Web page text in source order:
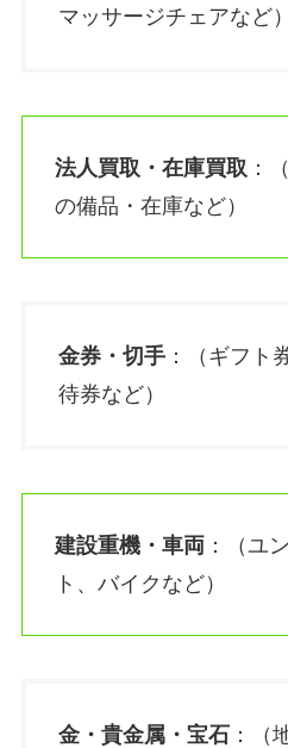
マッサージチェアなど）
法人買取・在庫買取 ：
の備品・在庫など）
金券・切手：（ギフト
待券など）
建設重機・車両 ：（ユ
ト、バイクなど）
金・貴金属・宝石：（